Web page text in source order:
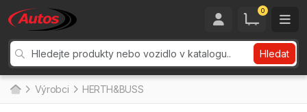
0
Hledat
Výrobci HERTH&BUSS